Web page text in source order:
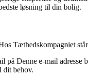
løsning til din bolig.
Tæthedskompagniet
på Denne e-mail adresse
dit behov.